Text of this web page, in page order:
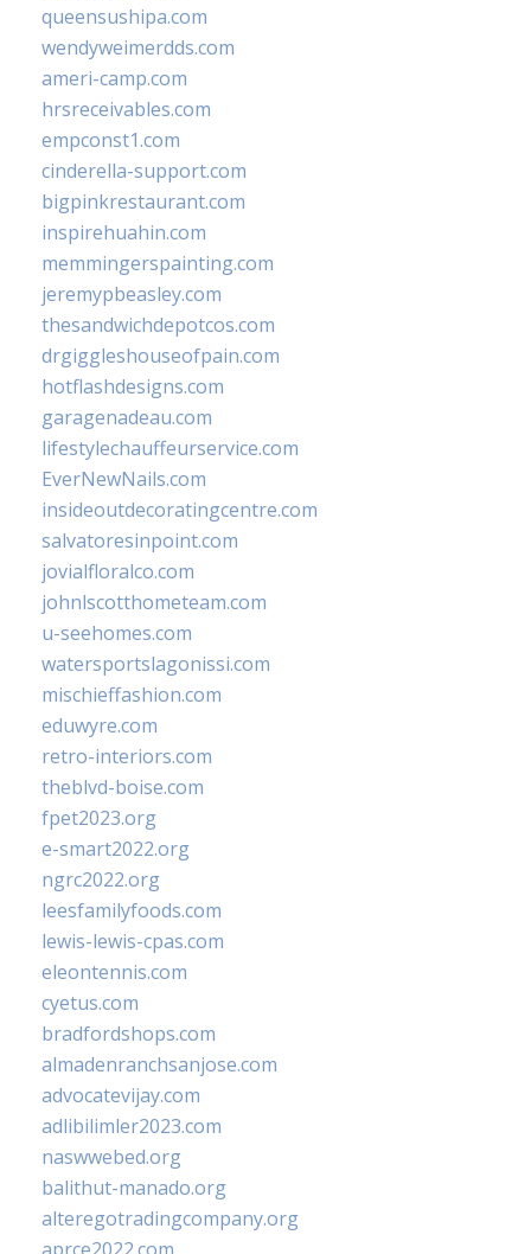
queensushipa.com
wendyweimerdds.com
ameri-camp.com
hrsreceivables.com
empconst1.com
cinderella-support.com
bigpinkrestaurant.com
inspirehuahin.com
memmingerspainting.com
jeremypbeasley.com
thesandwichdepotcos.com
drgiggleshouseofpain.com
hotflashdesigns.com
garagenadeau.com
lifestylechauffeurservice.com
EverNewNails.com
insideoutdecoratingcentre.com
salvatoresinpoint.com
jovialfloralco.com
johnlscotthometeam.com
u-seehomes.com
watersportslagonissi.com
mischieffashion.com
eduwyre.com
retro-interiors.com
theblvd-boise.com
fpet2023.org
e-smart2022.org
ngrc2022.org
leesfamilyfoods.com
lewis-lewis-cpas.com
eleontennis.com
cyetus.com
bradfordshops.com
almadenranchsanjose.com
advocatevijay.com
adlibilimler2023.com
naswwebed.org
balithut-manado.org
alteregotradingcompany.org